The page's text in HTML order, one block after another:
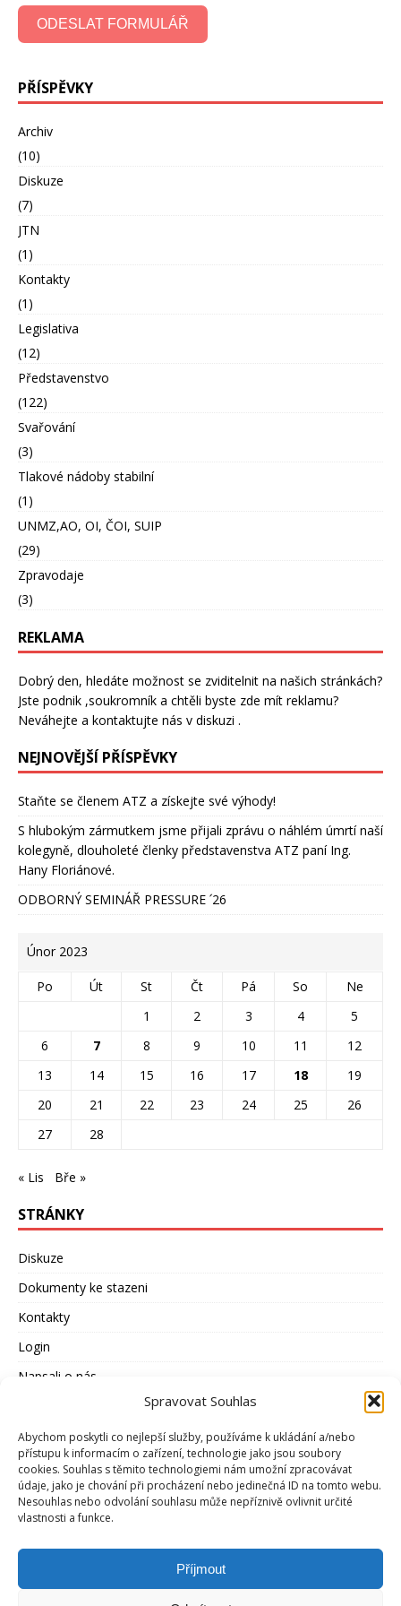
Spravovat Souhlas
Abychom poskytli co nejlepší služby, používáme k ukládání a/nebo
přístupu k informacím o zařízení, technologie jako jsou soubory
cookies. Souhlas s těmito technologiemi nám umožní zpracovávat
údaje, jako je chování při procházení nebo jedinečná ID na tomto webu.
Nesouhlas nebo odvolání souhlasu může nepříznivě ovlivnit určité
vlastnosti a funkce.
Příjmout
ODESLAT FORMULÁŘ
PŘÍSPĚVKY
Archiv
(10)
Diskuze
(7)
JTN
(1)
Kontakty
(1)
Legislativa
(12)
Představenstvo
(122)
Svařování
(3)
Tlakové nádoby stabilní
(1)
UNMZ,AO, OI, ČOI, SUIP
(29)
Zpravodaje
(3)
REKLAMA
Dobrý den, hledáte možnost se zviditelnit na našich stránkách?
Jste podnik ,soukromník a chtěli byste zde mít reklamu?
Neváhejte a kontaktujte nás v diskuzi .
NEJNOVĚJŠÍ PŘÍSPĚVKY
Staňte se členem ATZ a získejte své výhody!
S hlubokým zármutkem jsme přijali zprávu o náhlém úmrtí naší
kolegyně, dlouholeté členky představenstva ATZ paní Ing.
Hany Floriánové.
ODBORNÝ SEMINÁŘ PRESSURE ՛26
Únor 2023
Po Út St Čt Pá So
Ne
1
2 3 4
5
6
7 8 9 10 11
12
13
14 15 16 17 18
19
20
21 22 23 24 25
26
27
28
« Lis Bře »
STRÁNKY
Diskuze
Dokumenty ke stazeni
Kontakty
Login
Napsali o nás
Otázky a odpovědi
Představenstvo
Rozhovory
Stanovy
Zásady cookies (EU)
Zásady ochrany osobních údajů